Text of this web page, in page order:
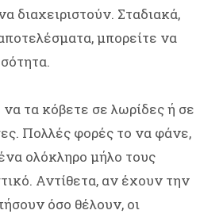
διαχειριστούν. Σταδιακά,
μπορείτε να
τα κόβετε σε λωρίδες ή σε
Πολλές φορές το να φάνε,
ολόκληρο μήλο τους
Αντίθετα, αν έχουν την
όσο θέλουν, οι